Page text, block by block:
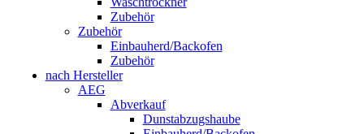
Zubehör
Zubehör
Einbauherd/Backofen
Zubehör
nach Hersteller
AEG
Abverkauf
Dunstabzugshaube